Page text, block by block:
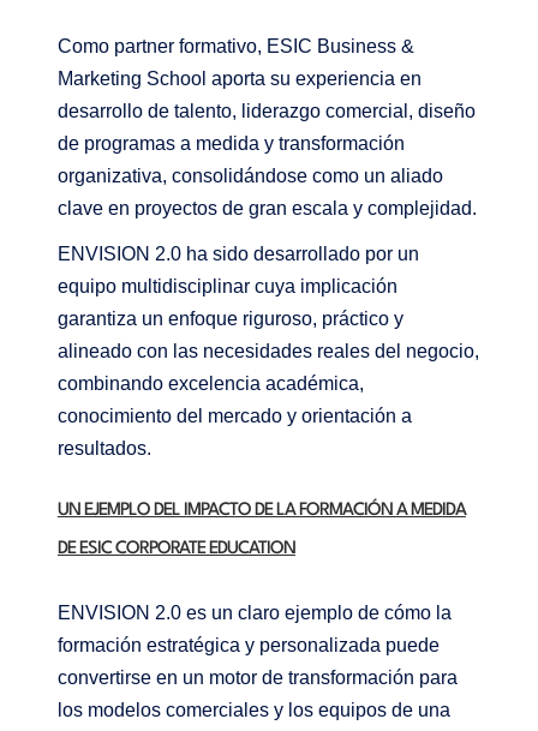
Como partner formativo, ESIC Business &
Marketing School aporta su experiencia en
desarrollo de talento, liderazgo comercial, diseño
de programas a medida y transformación
organizativa, consolidándose como un aliado
clave en proyectos de gran escala y complejidad.
ENVISION 2.0 ha sido desarrollado por un
equipo multidisciplinar cuya implicación
garantiza un enfoque riguroso, práctico y
alineado con las necesidades reales del negocio,
combinando excelencia académica,
conocimiento del mercado y orientación a
resultados.
UN EJEMPLO DEL IMPACTO DE LA FORMACIÓN A MEDIDA
DE ESIC CORPORATE EDUCATION
ENVISION 2.0 es un claro ejemplo de cómo la
formación estratégica y personalizada puede
convertirse en un motor de transformación para
los modelos comerciales y los equipos de una